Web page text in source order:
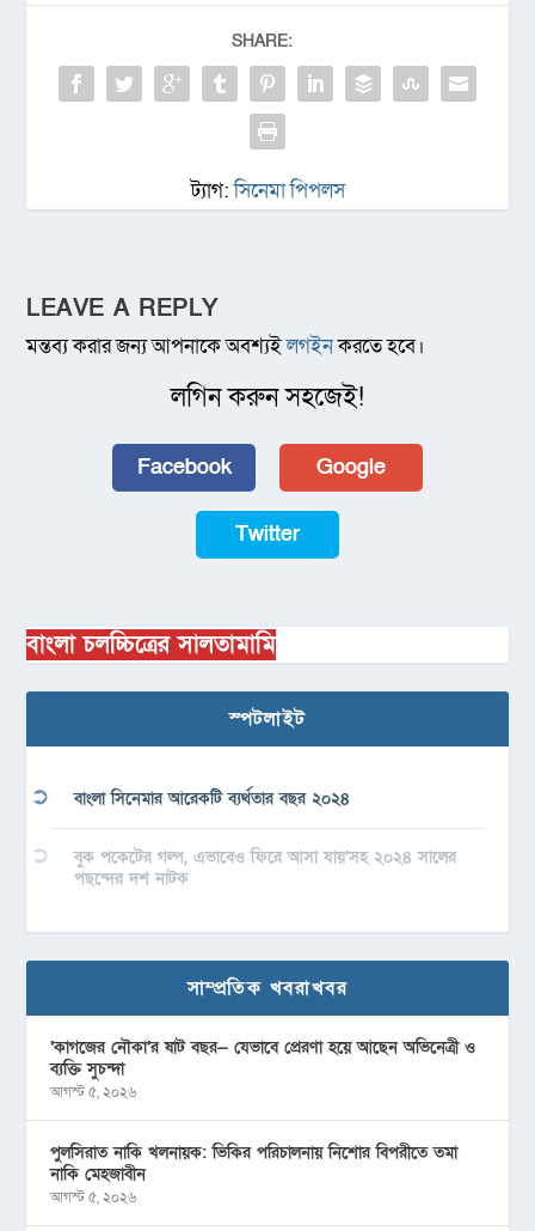
SHARE:
ট্যাগ:সিনেমা পিপলস
LEAVE A REPLY
মন্তব্য করার জন্য আপনাকে অবশ্যইলগইনকরতে হবে।
লগিন করুন সহজেই!
Facebook Google
Twitter
বাংলা চলচ্চিত্রের সালতামামি
স্পটলাইট
বাংলা সিনেমার আরেকটি ব্যর্থতার বছর ২০২৪
বুক পকেটের গল্প, এভাবেও ফিরে আসা যায়’সহ ২০২৪ সালের
পছন্দের দশ নাটক
সাম্প্রতিক খবরাখবর
‘কাগজের নৌকা’র ষাট বছর— যেভাবে প্রেরণা হয়ে আছেন অভিনেত্রী ও
ব্যক্তি সুচন্দা
আগস্ট ৫, ২০২৬
পুলসিরাত নাকি খলনায়ক: ভিকির পরিচালনায় নিশোর বিপরীতে তমা
নাকি মেহজাবীন
আগস্ট ৫, ২০২৬